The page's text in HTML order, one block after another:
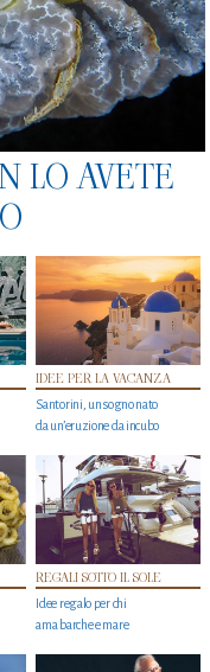
LO AVETE
IDEE PER LA VACANZA
Santorini, un sogno nato
da un’eruzione da incubo
REGALI SOTTO IL SOLE
Idee regalo per chi
ama barche e mare